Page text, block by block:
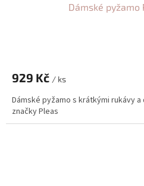
Dámské pyžamo
929 Kč / ks
Dámské pyžamo s krátkými rukávy
značky Pleas